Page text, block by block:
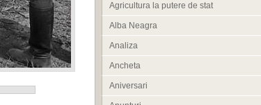
Agricultura la putere de stat
Alba Neagra
Analiza
Ancheta
Aniversari